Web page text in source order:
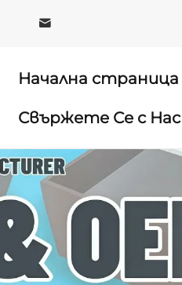
Начална страница
Свържете Се с Нас